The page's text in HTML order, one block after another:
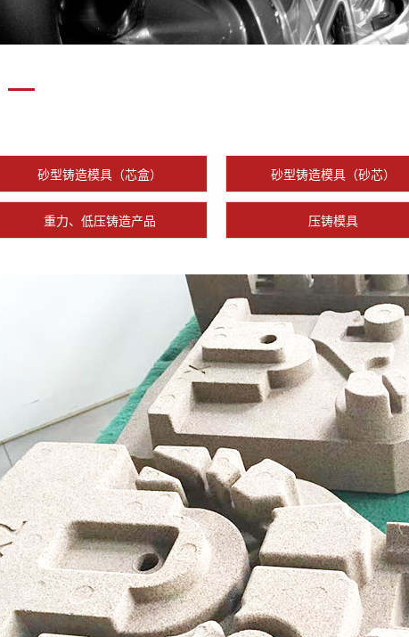
砂型铸造模具（芯盒） 砂型铸造模具（砂芯）
重力、低压铸造产品 压铸模具